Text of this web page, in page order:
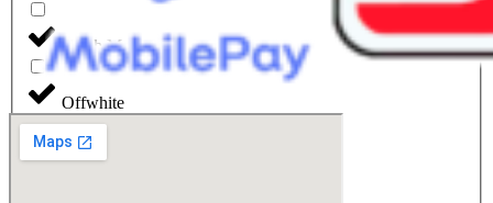
North Melange
Offwhite
Oliven